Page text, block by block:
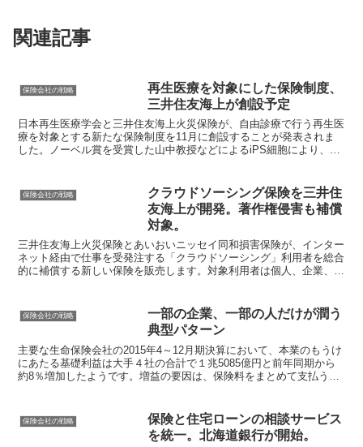
関連記事
保険会社の戦略
再生医療を対象にした保険制度、
三井住友海上が創設予定
日本再生医療学会と三井住友海上火災保険が、自由診療で行う再生医
療を対象とする新たな保険制度を11月に創設することが発表されま
した。ノーベル賞を受賞した山中教授などによるiPS細胞により、再
保険会社の戦略
クラウドソーシング保険を三井住
友海上が開発。著作権侵害も補償
対象。
三井住友海上火災保険とあいおいニッセイ同和損害保険が、インター
ネット経由で仕事を受発注する「クラウドソーシング」利用者を総合
的に補償する新しい保険を販売します。対象利用者は個人、企業、運
保険会社の戦略
一部の企業、一部の人だけが潤う
典型パターン
主要な生命保険会社の2015年4～12月期決算において、本業のもうけ
にあたる基礎利益は大手４社の合計で１兆5085億円と前年同期から
約8％増加したようです。増益の要因は、保険料をまとめて支払う一
保険会社の戦略
保険と住宅ローンの相談サービス
を統一。北海道銀行が開始。